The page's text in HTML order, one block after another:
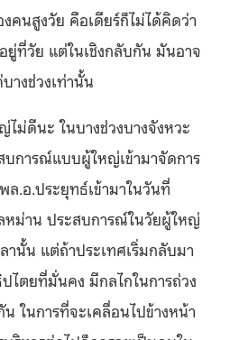
คนสูงวัย คือเดียร์ก็ไม่ได้คิดว่า
ยู่ที่วัย แต่ในเชิงกลับกัน มันอาจ
างช่วงเท่านั้น
ม่ดีนะ ในบางช่วงบางจังหวะ
บการณ์แบบผู้ใหญ่เข้ามาจัดการ
ล.อ.ประยุทธ์เข้ามาในวันที่
หม่าน ประสบการณ์ในวัยผู้ใหญ่
านั้น แต่ถ้าประเทศเริ่มกลับมา
ไตยที่มั่นคง มีกลไกในการถ่วง
ในการที่จะเคลื่อนไปข้างหน้า